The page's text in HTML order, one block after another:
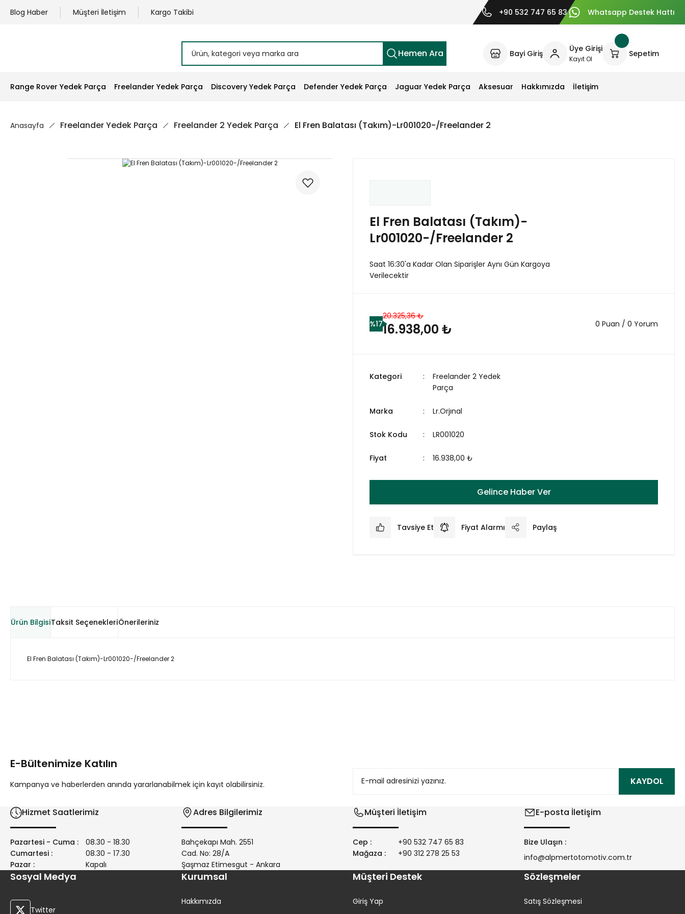
Blog Haber Müşteri İletişim Kargo Takibi +90 532 747 65 83 Whatsapp Destek Hattı
Hemen Ara Bayi Giriş Üye Girişi
Kayıt Ol
Sepetim
Range Rover Yedek Parça Freelander Yedek Parça Discovery Yedek Parça Defender Yedek Parça Jaguar Yedek Parça Aksesuar Hakkımızda İletişim
Anasayfa Freelander Yedek Parça Freelander 2 Yedek Parça El Fren Balatası (Takım)-Lr001020-/Freelander 2
El Fren Balatası (Takım)-
Lr001020-/Freelander 2
Saat 16:30'a Kadar Olan Siparişler Aynı Gün Kargoya
Verilecektir
%17
20.325,36 ₺
16.938,00 ₺ 0 Puan / 0 Yorum
Kategori
Freelander 2 Yedek
Parça
Marka Lr.Orjınal
Stok Kodu LR001020
Fiyat 16.938,00 ₺
Gelince Haber Ver
Tavsiye Et Fiyat Alarmı Paylaş
Ürün BilgisiTaksit SeçenekleriÖnerileriniz
El Fren Balatası (Takım)-Lr001020-/Freelander 2
Ürün bilgilerinde hatalar bulunuyor.
E-Bültenimize Katılın
Kampanya ve haberlerden anında yararlanabilmek için kayıt olabilirsiniz. KAYDOL
Hizmet Saatlerimiz
Pazartesi - Cuma :
08.30 - 18.30
Cumartesi :
08.30 - 17.30
Pazar :
Kapalı
Adres Bilgilerimiz
Bahçekapı Mah. 2551
Cad. No: 28/A
Şaşmaz Etimesgut - Ankara
Müşteri İletişim
Cep :
+90 532 747 65 83
Mağaza :
+90 312 278 25 53
E-posta İletişim
Bize Ulaşın :
info@alpmertotomotiv.com.tr
Sosyal Medya
Twitter
Kurumsal
Hakkımızda
Müşteri Destek
Giriş Yap
Sözleşmeler
Satış Sözleşmesi